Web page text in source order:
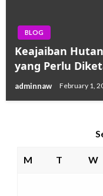
BLOG
Keajaiban
yang Perlu
adminnaw February 1,
M T W